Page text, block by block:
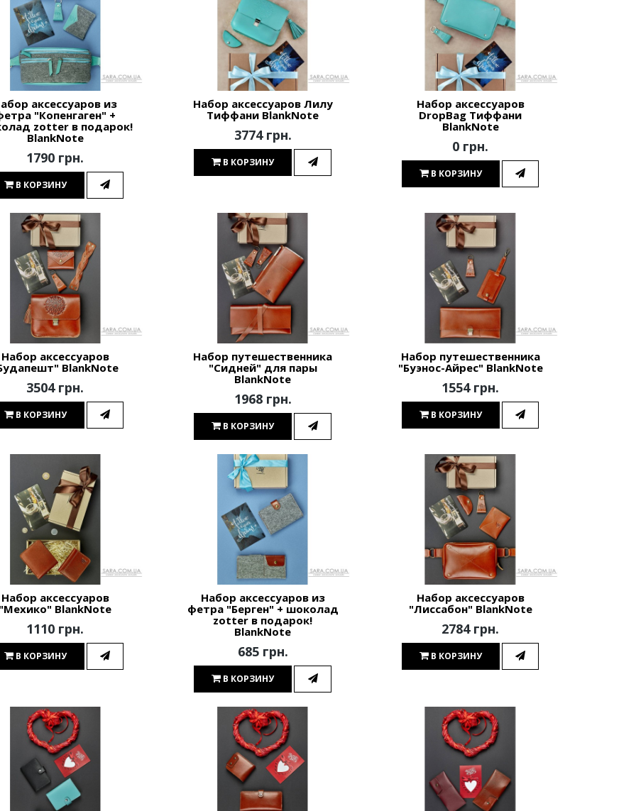
аксессуаров из
"Копенгаген" +
zotter в подарок!
BlankNote
1790 грн.
В КОРЗИНУ
Набор аксессуаров Лилу
Тиффани BlankNote
3774 грн.
В КОРЗИНУ
Набор аксессуаров
DropBag Тиффани
BlankNote
0 грн.
В КОРЗИНУ
Набор аксессуаров
BlankNote
3504 грн.
В КОРЗИНУ
Набор путешественника
"Сидней" для пары
BlankNote
1968 грн.
В КОРЗИНУ
Набор путешественника
"Буэнос-Айрес" BlankNote
1554 грн.
В КОРЗИНУ
Набор аксессуаров
BlankNote
1110 грн.
В КОРЗИНУ
Набор аксессуаров из
фетра "Берген" + шоколад
zotter в подарок!
BlankNote
685 грн.
В КОРЗИНУ
Набор аксессуаров
"Лиссабон" BlankNote
2784 грн.
В КОРЗИНУ